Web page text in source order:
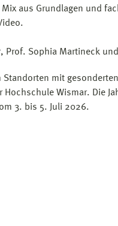
aus Grundlagen und
Prof. Sophia Martineck
mit
Hochschule Wismar. Die
3. bis 5. Juli 2026.